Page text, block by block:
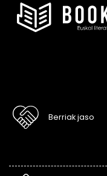
Berriak jaso